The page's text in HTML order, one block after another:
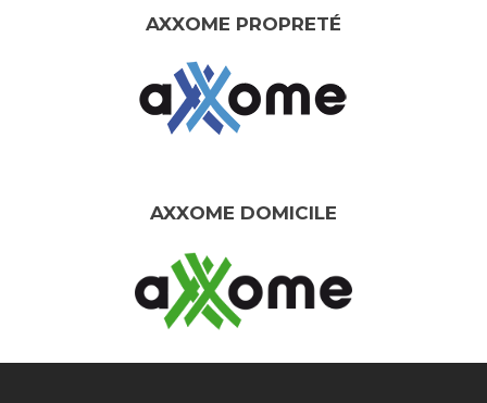
AXXOME PROPRETÉ
AXXOME DOMICILE